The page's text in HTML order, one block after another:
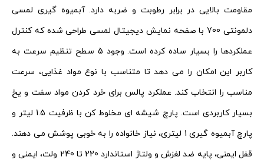
مقاومت بالایی در برابر رطوبت و ضربه دارد. آبمیوه گیری لمسی
دلمونتی 700 با صفحه نمایش دیجیتال لمسی طراحی شده که کنترل
عملکردها را بسیار ساده کرده است. وجود 5 سطح تنظیم سرعت به
کاربر این امکان را می دهد تا متناسب با نوع مواد غذایی، سرعت
مناسب را انتخاب کند. عملکرد پالس برای خرد کردن مواد سفت و یخ
بسیار کاربردی است. پارچ شیشه ای مخلوط کن با ظرفیت 1.5 لیتر و
پارچ آبمیوه گیری 1 لیتری، نیاز خانواده را به خوبی پوشش می دهند.
قفل ایمنی، پایه ضد لغزش و ولتاژ استاندارد 220 تا 240 ولت، ایمنی و